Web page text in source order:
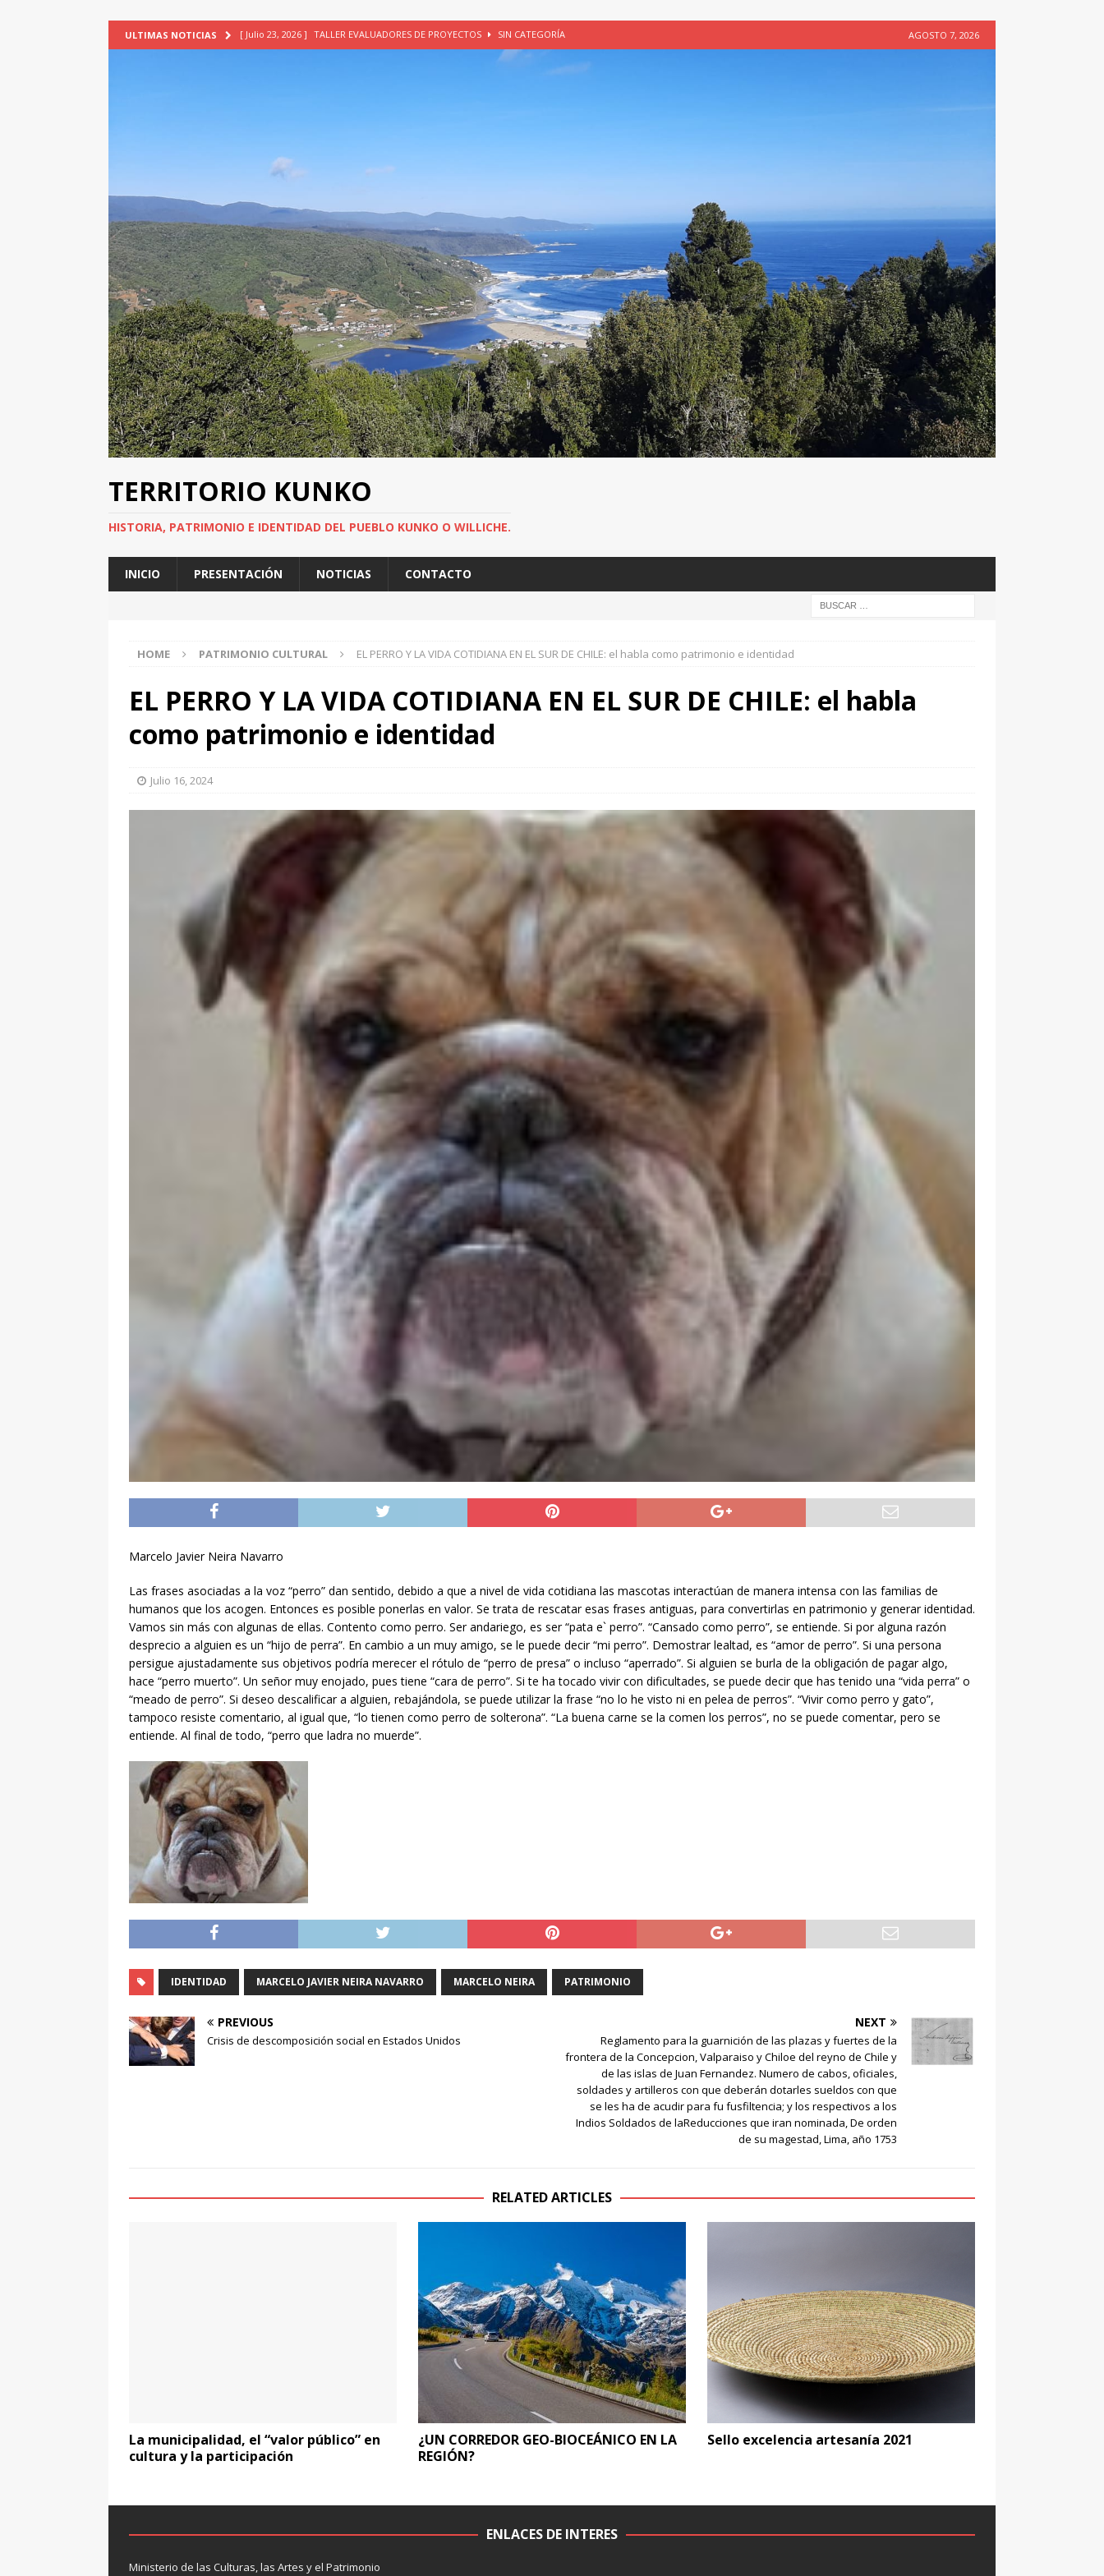
ULTIMAS NOTICIAS [ Julio 23, 2026 ] TALLER EVALUADORES DE PROYECTOS SIN CATEGORÍA
[ Agosto 7, 2026 ]
AGOSTO 7, 2026
TERRITORIO KUNKO
HISTORIA, PATRIMONIO E IDENTIDAD DEL PUEBLO KUNKO O WILLICHE.
INICIO PRESENTACIÓN NOTICIAS CONTACTO
HOME PATRIMONIO CULTURAL EL PERRO Y LA VIDA COTIDIANA EN EL SUR DE CHILE: el habla como patrimonio e identidad
EL PERRO Y LA VIDA COTIDIANA EN EL SUR DE CHILE: el habla
como patrimonio e identidad
Julio 16, 2024
Marcelo Javier Neira Navarro
Las frases asociadas a la voz “perro” dan sentido, debido a que a nivel de vida cotidiana las mascotas interactúan de manera intensa con las familias de
humanos que los acogen. Entonces es posible ponerlas en valor. Se trata de rescatar esas frases antiguas, para convertirlas en patrimonio y generar identidad.
Vamos sin más con algunas de ellas. Contento como perro. Ser andariego, es ser “pata e` perro”. “Cansado como perro”, se entiende. Si por alguna razón
desprecio a alguien es un “hijo de perra”. En cambio a un muy amigo, se le puede decir “mi perro”. Demostrar lealtad, es “amor de perro”. Si una persona
persigue ajustadamente sus objetivos podría merecer el rótulo de “perro de presa” o incluso “aperrado”. Si alguien se burla de la obligación de pagar algo,
hace “perro muerto”. Un señor muy enojado, pues tiene “cara de perro”. Si te ha tocado vivir con dificultades, se puede decir que has tenido una “vida perra” o
“meado de perro”. Si deseo descalificar a alguien, rebajándola, se puede utilizar la frase “no lo he visto ni en pelea de perros”. “Vivir como perro y gato”,
tampoco resiste comentario, al igual que, “lo tienen como perro de solterona”. “La buena carne se la comen los perros”, no se puede comentar, pero se
entiende. Al final de todo, “perro que ladra no muerde”.
IDENTIDAD MARCELO JAVIER NEIRA NAVARRO MARCELO NEIRA PATRIMONIO
PREVIOUS
Crisis de descomposición social en Estados Unidos
NEXT
Reglamento para la guarnición de las plazas y fuertes de la
frontera de la Concepcion, Valparaiso y Chiloe del reyno de Chile y
de las islas de Juan Fernandez. Numero de cabos, oficiales,
soldades y artilleros con que deberán dotarles sueldos con que
se les ha de acudir para fu fusfiltencia; y los respectivos a los
Indios Soldados de laReducciones que iran nominada, De orden
de su magestad, Lima, año 1753
RELATED ARTICLES
La municipalidad, el “valor público” en
cultura y la participación
¿UN CORREDOR GEO-BIOCEÁNICO EN LA
REGIÓN?
Sello excelencia artesanía 2021
ENLACES DE INTERES
Ministerio de las Culturas, las Artes y el Patrimonio